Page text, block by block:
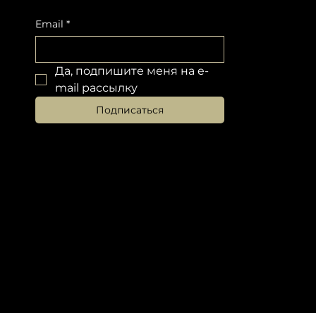
Email *
Да, подпишите меня на e-
mail рассылку
Подписаться